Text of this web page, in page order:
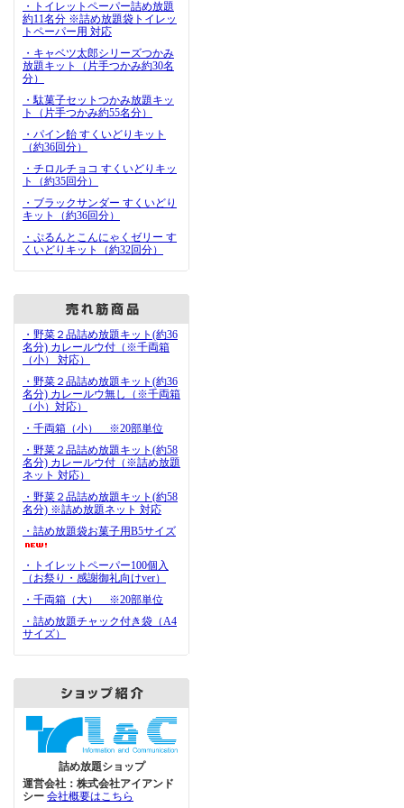
・トイレットペーパー詰め放題
約11名分 ※詰め放題袋トイレッ
トペーパー用 対応
・キャベツ太郎シリーズつかみ
放題キット（片手つかみ約30名
分）
・駄菓子セットつかみ放題キッ
ト（片手つかみ約55名分）
・パイン飴 すくいどりキット
（約36回分）
・チロルチョコ すくいどりキッ
ト（約35回分）
・ブラックサンダー すくいどり
キット（約36回分）
・ぷるんとこんにゃくゼリー す
くいどりキット（約32回分）
・野菜２品詰め放題キット(約36
名分) カレールウ付（※千両箱
（小） 対応）
・野菜２品詰め放題キット(約36
名分) カレールウ無し（※千両箱
（小）対応）
・千両箱（小） ※20部単位
・野菜２品詰め放題キット(約58
名分) カレールウ付（※詰め放題
ネット 対応）
・野菜２品詰め放題キット(約58
名分) ※詰め放題ネット 対応
・詰め放題袋お菓子用B5サイズ
・トイレットペーパー100個入
（お祭り・感謝御礼向けver）
・千両箱（大） ※20部単位
・詰め放題チャック付き袋（A4
サイズ）
詰め放題ショップ
運営会社：株式会社アイアンド
シー 会社概要はこちら